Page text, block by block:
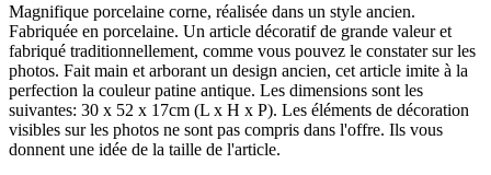
Magnifique porcelaine corne, réalisée dans un style ancien.
Fabriquée en porcelaine. Un article décoratif de grande valeur et
fabriqué traditionnellement, comme vous pouvez le constater sur les
photos. Fait main et arborant un design ancien, cet article imite à la
perfection la couleur patine antique. Les dimensions sont les
suivantes: 30 x 52 x 17cm (L x H x P). Les éléments de décoration
visibles sur les photos ne sont pas compris dans l'offre. Ils vous
donnent une idée de la taille de l'article.